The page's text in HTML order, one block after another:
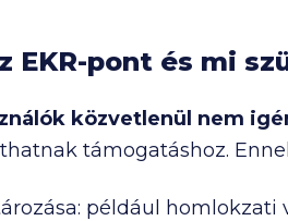
EKR-pont és mi
közvetlenül nem
támogatáshoz.
például homlokzati